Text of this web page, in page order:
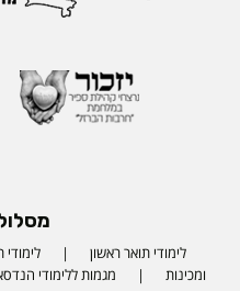
לימודי תואר ראשון לימודי
ומכינות
מגמות ללימודי